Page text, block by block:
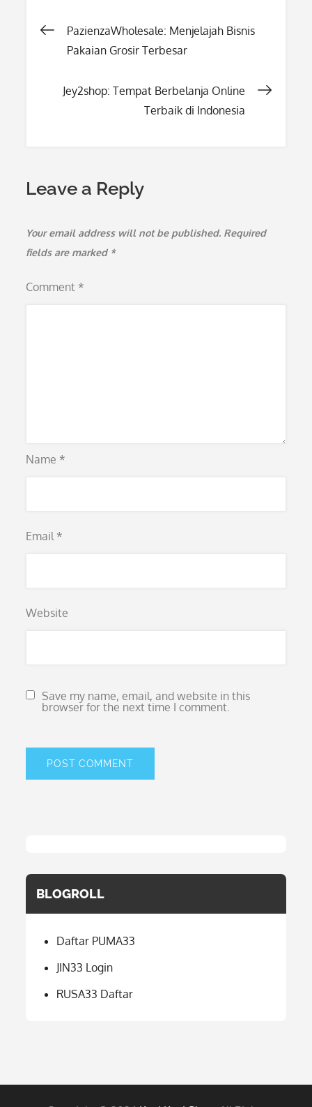
Post
PazienzaWholesale: Menjelajah Bisnis
Pakaian Grosir Terbesar
Jey2shop: Tempat Berbelanja Online
Terbaik di Indonesia
Leave a Reply
Your email address will not be published. Required
fields are marked *
Comment *
Name *
Email *
Website
Save my name, email, and website in this
browser for the next time I comment.
BLOGROLL
Daftar PUMA33
JIN33 Login
RUSA33 Daftar